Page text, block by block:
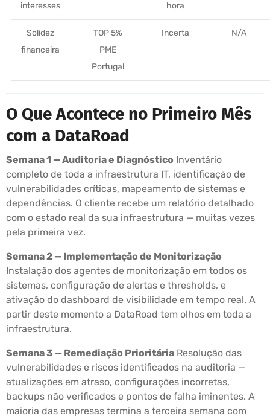
interesses
hora
Solidez
financeira
TOP 5%
PME
Portugal
Incerta N/A
O Que Acontece no Primeiro Mês
com a DataRoad
Semana 1 — Auditoria e Diagnóstico Inventário
completo de toda a infraestrutura IT, identificação de
vulnerabilidades críticas, mapeamento de sistemas e
dependências. O cliente recebe um relatório detalhado
com o estado real da sua infraestrutura — muitas vezes
pela primeira vez.
Semana 2 — Implementação de Monitorização
Instalação dos agentes de monitorização em todos os
sistemas, configuração de alertas e thresholds, e
ativação do dashboard de visibilidade em tempo real. A
partir deste momento a DataRoad tem olhos em toda a
infraestrutura.
Semana 3 — Remediação Prioritária Resolução das
vulnerabilidades e riscos identificados na auditoria —
atualizações em atraso, configurações incorretas,
backups não verificados e pontos de falha iminentes. A
maioria das empresas termina a terceira semana com